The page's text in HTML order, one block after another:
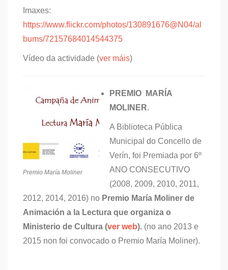
Imaxes:
https://www.flickr.com/photos/130891676@N04/al
bums/72157684014544375
Vídeo da actividade (ver máis)
Premio María Moliner
PREMIO MARÍA
MOLINER.
A Biblioteca Pública
Municipal do Concello de
Verín, foi Premiada por 6º
ANO CONSECUTIVO
(2008, 2009, 2010, 2011,
2012, 2014, 2016) no Premio María Moliner de
Animación a la Lectura que organiza o
Ministerio de Cultura (ver web). (no ano 2013 e
2015 non foi convocado o Premio María Moliner).